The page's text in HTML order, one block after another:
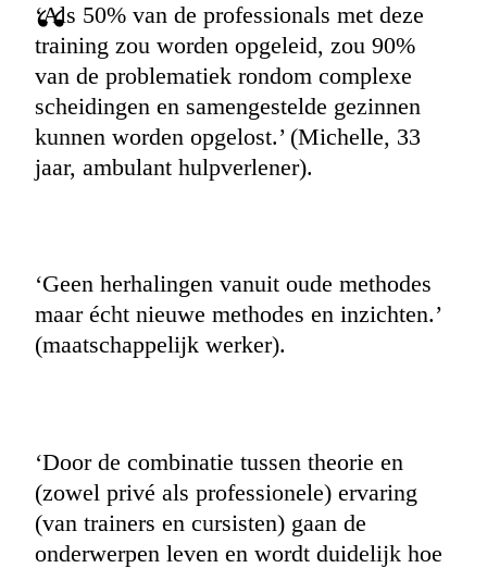
‘Als 50% van de professionals met deze
training zou worden opgeleid, zou 90%
van de problematiek rondom complexe
scheidingen en samengestelde gezinnen
kunnen worden opgelost.’ (Michelle, 33
jaar, ambulant hulpverlener).
‘Geen herhalingen vanuit oude methodes
maar écht nieuwe methodes en inzichten.’
(maatschappelijk werker).
‘Door de combinatie tussen theorie en
(zowel privé als professionele) ervaring
(van trainers en cursisten) gaan de
onderwerpen leven en wordt duidelijk hoe